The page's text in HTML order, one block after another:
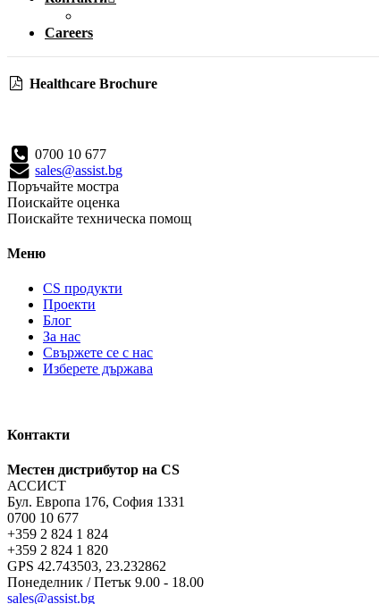
Careers
Healthcare Brochure
0700 10 677
sales@assist.bg
Поръчайте мостра
Поискайте оценка
Поискайте техническа помощ
Меню
CS продукти
Проекти
Блог
За нас
Свържете се с нас
Изберете държава
Контакти
Местен дистрибутор на CS
АССИСТ
Бул. Европа 176, София 1331
0700 10 677
+359 2 824 1 824
+359 2 824 1 820
GPS 42.743503, 23.232862
Понеделник / Петък 9.00 - 18.00
sales@assist.bg